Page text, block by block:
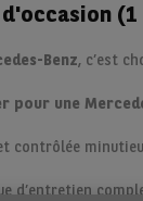
Benz, c’est
pour une
contrôlée
d’entretien